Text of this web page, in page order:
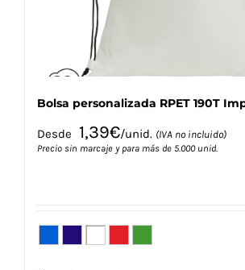
Bolsa personalizada RPET 190T
Desde 1,39€/unid. (IVA no incluido)
Precio sin marcaje y para más de 5.000 unid.